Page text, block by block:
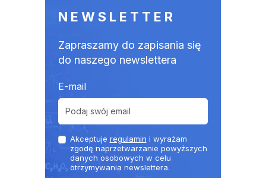
NEWSLETTER
Zapraszamy do zapisania się
do naszego newslettera
E-mail
Akceptuje regulamin i wyrażam
zgodę naprzetwarzanie powyższych
danych osobowych w celu
otrzymywania newslettera.